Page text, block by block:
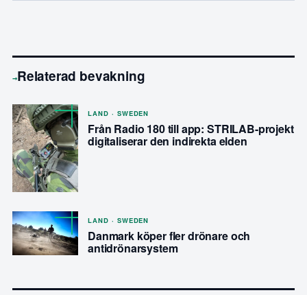
→Relaterad bevakning
LAND · SWEDEN
Från Radio 180 till app: STRILAB-projekt
digitaliserar den indirekta elden
LAND · SWEDEN
Danmark köper fler drönare och
antidrönarsystem